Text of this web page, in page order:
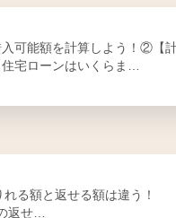
可能額を計算しよう！②【計
住宅ローンはいくらま…
る額と返せる額は違う！
返せ…